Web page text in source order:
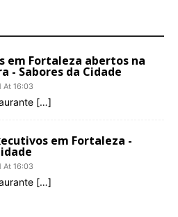
em Fortaleza abertos na
- Sabores da Cidade
At 16:03
[…]
em Fortaleza -
At 16:03
[…]